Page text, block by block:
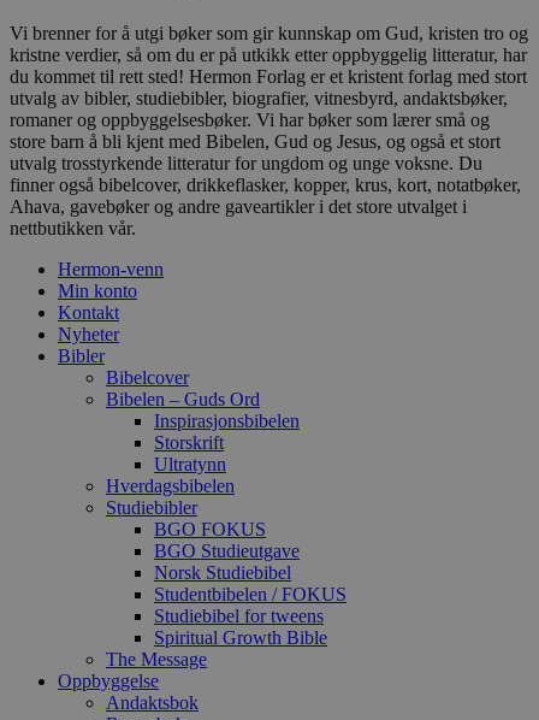
Vi brenner for å utgi bøker som gir kunnskap om Gud, kristen tro og
kristne verdier, så om du er på utkikk etter oppbyggelig litteratur, har
du kommet til rett sted! Hermon Forlag er et kristent forlag med stort
utvalg av bibler, studiebibler, biografier, vitnesbyrd, andaktsbøker,
romaner og oppbyggelsesbøker. Vi har bøker som lærer små og
store barn å bli kjent med Bibelen, Gud og Jesus, og også et stort
utvalg trosstyrkende litteratur for ungdom og unge voksne. Du
finner også bibelcover, drikkeflasker, kopper, krus, kort, notatbøker,
Ahava, gavebøker og andre gaveartikler i det store utvalget i
nettbutikken vår.
Hermon-venn
Min konto
Kontakt
Nyheter
Bibler
Bibelcover
Bibelen – Guds Ord
Inspirasjonsbibelen
Storskrift
Ultratynn
Hverdagsbibelen
Studiebibler
BGO FOKUS
BGO Studieutgave
Norsk Studiebibel
Studentbibelen / FOKUS
Studiebibel for tweens
Spiritual Growth Bible
The Message
Oppbyggelse
Andaktsbok